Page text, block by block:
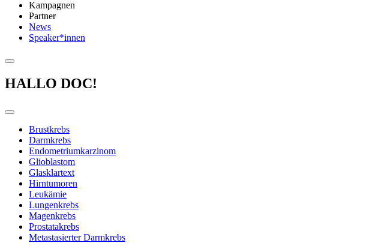
Kampagnen
Partner
News
Speaker*innen
HALLO DOC!
Brustkrebs
Darmkrebs
Endometriumkarzinom
Glioblastom
Glasklartext
Hirntumoren
Leukämie
Lungenkrebs
Magenkrebs
Prostatakrebs
Metastasierter Darmkrebs